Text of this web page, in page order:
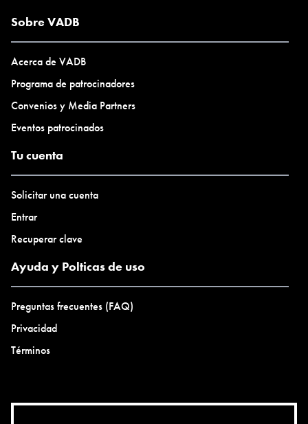
Sobre VADB
Acerca de VADB
Programa de patrocinadores
Convenios y Media Partners
Eventos patrocinados
Tu cuenta
Solicitar una cuenta
Entrar
Recuperar clave
Ayuda y Polticas de uso
Preguntas frecuentes (FAQ)
Privacidad
Términos